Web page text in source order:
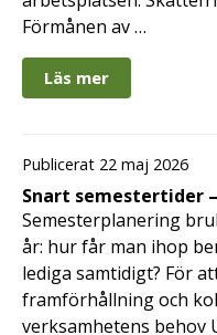
Förmånen av …
Läs mer
Publicerat 22 maj 2026
Snart semestertider
Semesterplanering
år: hur får man ihop
lediga samtidigt? För
framförhållning och
verksamhetens behov